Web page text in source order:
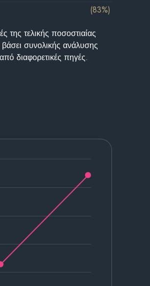
(83%)
της τελικής ποσοστιαίας
συνολικής ανάλυσης
διαφορετικές πηγές.